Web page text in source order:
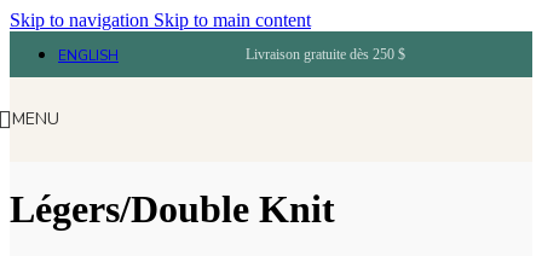
Skip to navigation Skip to main content
ENGLISH Livraison gratuite dès 250 $
MENU
Légers/Double Knit